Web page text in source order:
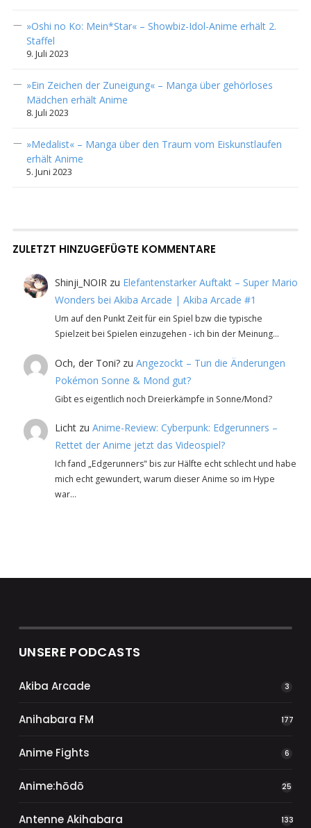
»Oshi no Ko: Mein*Star« – Showbiz-Idol-Anime erhält 2.
Staffel
9. Juli 2023
»Ein Zeichen der Zuneigung« – Manga über gehörloses
Mädchen erhält Anime
8. Juli 2023
»Medalist« – Manga über den Traum vom Eiskunstlaufen
erhält Anime
5. Juni 2023
ZULETZT HINZUGEFÜGTE KOMMENTARE
Shinji_NOIR zu Elefantenstarker Auftakt – Super Mario
Wonders bei Akiba Arcade | Akiba Arcade #1
Um auf den Punkt Zeit für ein Spiel bzw die typische
Spielzeit bei Spielen einzugehen - ich bin der Meinung…
Och, der Toni? zuAngezockt – Tun die Änderungen
Pokémon Sonne & Mond gut?
Gibt es eigentlich noch Dreierkämpfe in Sonne/Mond?
Licht zuAnime-Review: Cyberpunk: Edgerunners –
Rettet der Anime jetzt das Videospiel?
Ich fand „Edgerunners" bis zur Hälfte echt schlecht und habe
mich echt gewundert, warum dieser Anime so im Hype
war…
UNSERE PODCASTS
Akiba Arcade 3
Anihabara FM 177
Anime Fights 6
Anime:hōdō 25
Antenne Akihabara 133